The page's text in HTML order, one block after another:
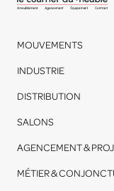
MOUVEMENTS
INDUSTRIE
DISTRIBUTION
SALONS
AGENCEMENT &
MÉTIER &